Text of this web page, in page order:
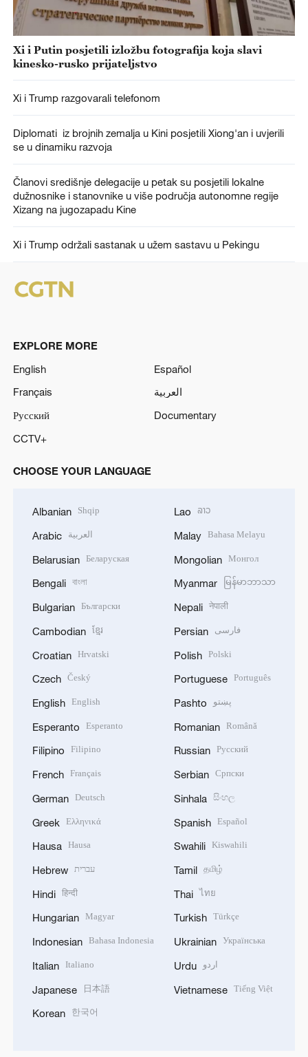
Xi i Putin posjetili izložbu fotografija koja slavi
kinesko-rusko prijateljstvo
Xi i Trump razgovarali telefonom
Diplomati iz brojnih zemalja u Kini posjetili Xiong'an i uvjerili
se u dinamiku razvoja
Članovi središnje delegacije u petak su posjetili lokalne
dužnosnike i stanovnike u više područja autonomne regije
Xizang na jugozapadu Kine
Xi i Trump održali sastanak u užem sastavu u Pekingu
EXPLORE MORE
English
Español
Français
العربية
Русский
Documentary
CCTV+
CHOOSE YOUR LANGUAGE
Albanian Shqip
Arabic العربية
Belarusian Беларуская
Bengali বাংলা
Bulgarian Български
Cambodian ខ្មែរ
Croatian Hrvatski
Czech Český
English English
Esperanto Esperanto
Filipino Filipino
French Français
German Deutsch
Greek Ελληνικά
Hausa Hausa
Hebrew עברית
Hindi हिन्दी
Hungarian Magyar
Indonesian Bahasa Indonesia
Italian Italiano
Japanese 日本語
Korean 한국어
Lao ລາວ
Malay Bahasa Melayu
Mongolian Монгол
Myanmar မြန်မာဘာသာ
Nepali नेपाली
Persian فارسی
Polish Polski
Portuguese Português
Pashto پښتو
Romanian Română
Russian Русский
Serbian Српски
Sinhala සිංහල
Spanish Español
Swahili Kiswahili
Tamil தமிழ்
Thai ไทย
Turkish Türkçe
Ukrainian Українська
Urdu اردو
Vietnamese Tiếng Việt